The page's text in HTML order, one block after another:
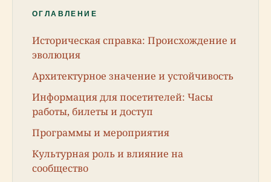
ОГЛАВЛЕНИЕ
Историческая справка: Происхождение и
эволюция
Архитектурное значение и устойчивость
Информация для посетителей: Часы
работы, билеты и доступ
Программы и мероприятия
Культурная роль и влияние на
сообщество